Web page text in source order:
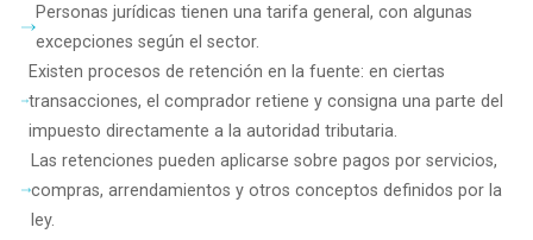
Personas jurídicas tienen una tarifa general, con algunas
excepciones según el sector.
Existen procesos de retención en la fuente: en ciertas
transacciones, el comprador retiene y consigna una parte del
impuesto directamente a la autoridad tributaria.
Las retenciones pueden aplicarse sobre pagos por servicios,
compras, arrendamientos y otros conceptos definidos por la
ley.